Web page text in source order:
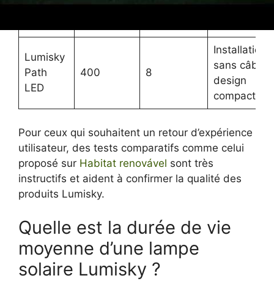
Lumisky
Path
LED
400 8
Installation
sans
design
compact
Pour ceux qui souhaitent un retour d’expérience
utilisateur, des tests comparatifs comme celui
proposé sur Habitat renovável sont très
instructifs et aident à confirmer la qualité des
produits Lumisky.
Quelle est la durée de vie
moyenne d’une lampe
solaire Lumisky ?